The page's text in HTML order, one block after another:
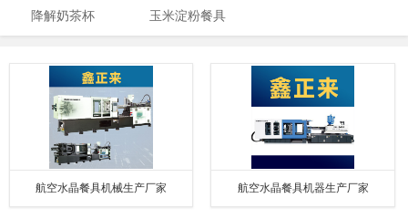
降解奶茶杯 玉米淀粉餐具
航空水晶餐具机械生产厂家 航空水晶餐具机器生产厂家